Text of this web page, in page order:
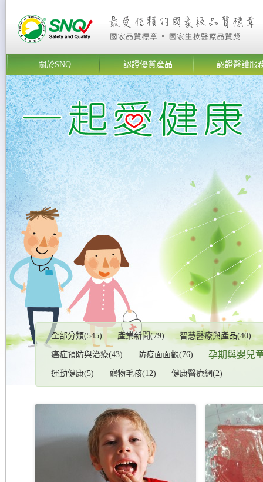
關於SNQ 認證優質產品 認證醫護服
全部分類(545) 產業新聞(79) 智慧醫療與產品(40)
癌症預防與治療(43) 防疫面面觀(76) 孕期與嬰兒
運動健康(5) 寵物毛孩(12) 健康醫療網(2)